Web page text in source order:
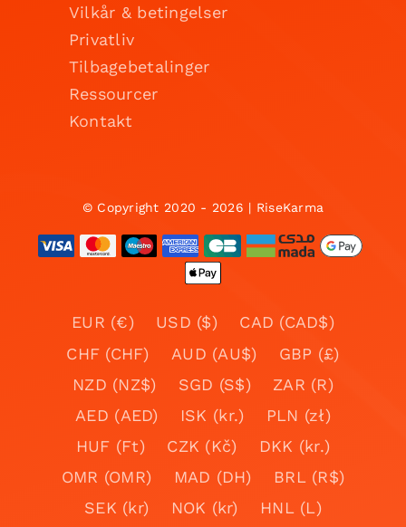
Vilkår & betingelser
Privatliv
Tilbagebetalinger
Ressourcer
Kontakt
© Copyright 2020 - 2026 | RiseKarma
EUR (€) USD ($)
CAD (CAD$)
CHF (CHF)
AUD (AU$)
GBP (£)
NZD (NZ$)
SGD (S$)
ZAR (R)
AED (AED)
ISK (kr.)
PLN (zł)
HUF (Ft)
CZK (Kč)
DKK (kr.)
OMR (OMR)
MAD (DH)
BRL (R$)
SEK (kr)
NOK (kr)
HNL (L)